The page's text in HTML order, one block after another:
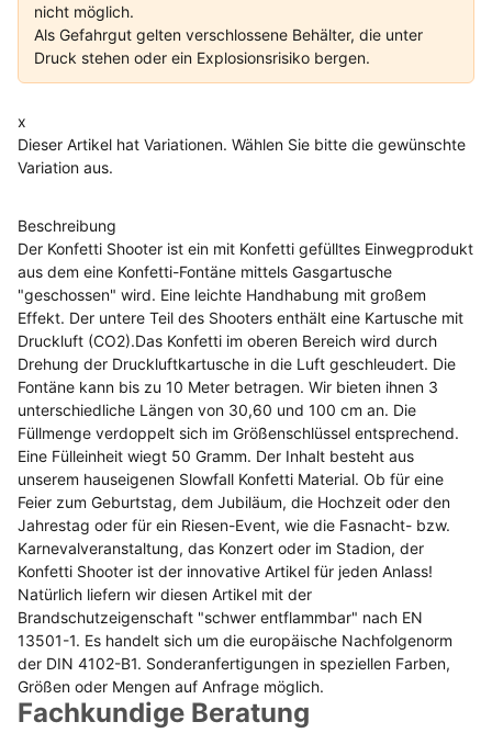
nicht möglich.
Als Gefahrgut gelten verschlossene Behälter, die unter
Druck stehen oder ein Explosionsrisiko bergen.
x
Dieser Artikel hat Variationen. Wählen Sie bitte die gewünschte
Variation aus.
Beschreibung
Der Konfetti Shooter ist ein mit Konfetti gefülltes Einwegprodukt
aus dem eine Konfetti-Fontäne mittels Gasgartusche
"geschossen" wird. Eine leichte Handhabung mit großem
Effekt. Der untere Teil des Shooters enthält eine Kartusche mit
Druckluft (CO2).Das Konfetti im oberen Bereich wird durch
Drehung der Druckluftkartusche in die Luft geschleudert. Die
Fontäne kann bis zu 10 Meter betragen. Wir bieten ihnen 3
unterschiedliche Längen von 30,60 und 100 cm an. Die
Füllmenge verdoppelt sich im Größenschlüssel entsprechend.
Eine Fülleinheit wiegt 50 Gramm. Der Inhalt besteht aus
unserem hauseigenen Slowfall Konfetti Material. Ob für eine
Feier zum Geburtstag, dem Jubiläum, die Hochzeit oder den
Jahrestag oder für ein Riesen-Event, wie die Fasnacht- bzw.
Karnevalveranstaltung, das Konzert oder im Stadion, der
Konfetti Shooter ist der innovative Artikel für jeden Anlass!
Natürlich liefern wir diesen Artikel mit der
Brandschutzeigenschaft "schwer entflammbar" nach EN
13501-1. Es handelt sich um die europäische Nachfolgenorm
der DIN 4102-B1. Sonderanfertigungen in speziellen Farben,
Größen oder Mengen auf Anfrage möglich.
Fachkundige Beratung